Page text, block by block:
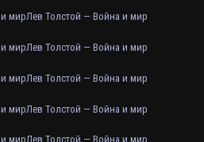
мирЛев Толстой — Война и мир
мирЛев Толстой — Война и мир
мирЛев Толстой — Война и мир
мирЛев Толстой — Война и мир
мирЛев Толстой — Война и мир